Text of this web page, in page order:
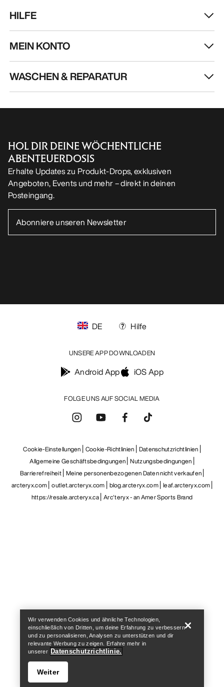
HILFE
MEIN KONTO
WASCHEN & REPARATUR
HOL DIR DEINE WÖCHENTLICHE
ABENTEUERDOSIS
Erhalte Updates zu Produkt-Drops, exklusiven
Angeboten, Events und mehr – direkt in deinen
Posteingang.
FOLGE UNS AUF SOCIAL MEDIA
DE Hilfe
UNSERE APP DOWNLOADEN
Android App iOS App
Cookie-Einstellungen Cookie-Richtlinien Datenschutzrichtlinien
Allgemeine Geschäftsbedingungen Nutzungsbedingungen
Barrierefreiheit Meine personenbezogenen Daten nicht verkaufen
arcteryx.com outlet.arcteryx.com blog.arcteryx.com leaf.arcteryx.com
https://resale.arcteryx.ca Arc'teryx - an Amer Sports Brand
Wir verwenden Cookies und ähnliche Technologien,
einschließlich von Dritten, um deine Erfahrung zu verbessern
und zu personalisieren, Analysen zu unterstützen und dir
relevante Werbung zu zeigen. Erfahre mehr in
unserer Datenschutzrichtlinie.
Weiter